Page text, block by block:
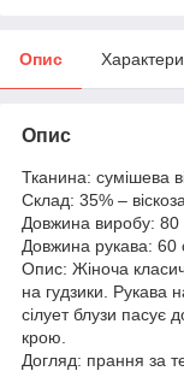
Опис
Опис
Тканина: сумішева
Склад: 35% –
Довжина виробу: 80
Довжина рукава: 60
Опис: Жіноча
на гудзики. Рукава
сілует блузи пасує
крою.
Догляд: прання за